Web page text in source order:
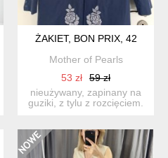
FASON! NARZUTKA
ŻAKIET, BON PRIX, 42
Mother of Pearls
53 zł
59 zł
nieużywany, zapinany na
guziki, z tylu z rozcięciem.